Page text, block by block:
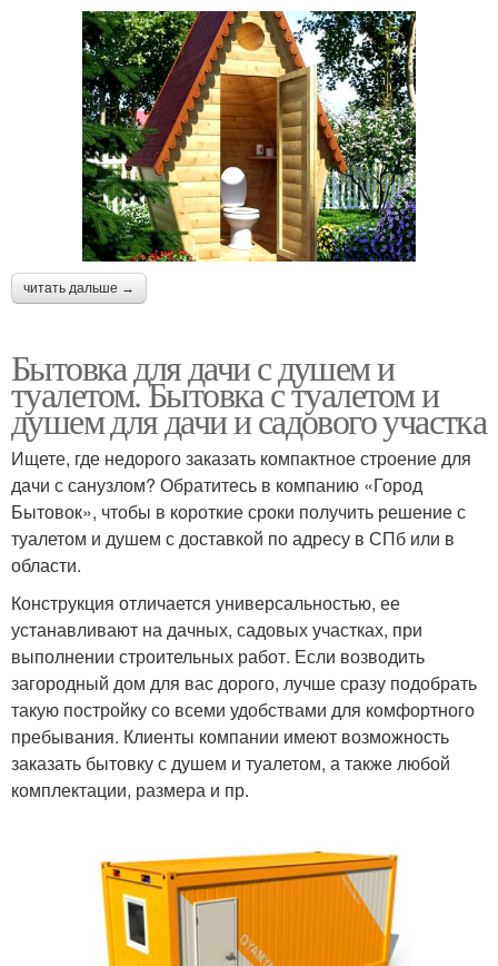
читать дальше →
Бытовка для дачи с душем и
туалетом. Бытовка с туалетом и
душем для дачи и садового участка
Ищете, где недорого заказать компактное строение для
дачи с санузлом? Обратитесь в компанию «Город
Бытовок», чтобы в короткие сроки получить решение с
туалетом и душем с доставкой по адресу в СПб или в
области.
Конструкция отличается универсальностью, ее
устанавливают на дачных, садовых участках, при
выполнении строительных работ. Если возводить
загородный дом для вас дорого, лучше сразу подобрать
такую постройку со всеми удобствами для комфортного
пребывания. Клиенты компании имеют возможность
заказать бытовку с душем и туалетом, а также любой
комплектации, размера и пр.